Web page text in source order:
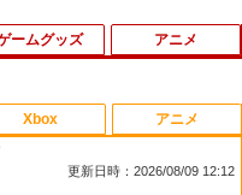
ウェア 【封入特典付】
RING Tarnished E
AAF6C NSW2 エルデン
カイライン リマスター
シャル・エディション
ームグッズ
新品】おそ松さん トッテ
ニメ『第3期』決定☆ア
アニメ
場版「鬼滅の刃」無限城
座再来(通常版)【Blu-ra
ション[Blu-ray]【返品種別
更新日時：2026/08/09 12:12
Xbox アニメ